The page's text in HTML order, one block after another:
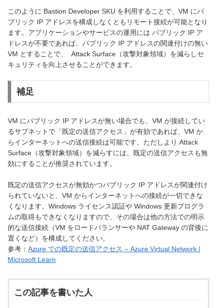
このように Bastion Developer SKU を利用することで、VM にパ
ブリック IP アドレスを構成しなくともリモート接続が可能となり
ます。アプリケーションやサービスの運用には パブリック IP ア
ドレスが不要であれば、パブリック IP アドレスの関連付けの無い
VM とすることで、 Attack Surface（攻撃対象領域）を減らしセ
キュリティを向上させることができます。
補足
VM にパブリック IP アドレスが無い場合でも、VM が接続してい
るサブネットで「既定の送信アクセス」が有効であれば、VM か
らインターネットへの送信接続は可能です。ただしより Attack
Surface（攻撃対象領域）を減らすには、既定の送信アクセスも無
効にすることが推奨されています。
既定の送信アクセスが無効かつパブリック IP アドレスが関連付け
られていないと、VM からインターネットへの接続が一切できな
くなります。Windows ライセンス認証や Windows 更新プログラ
ムの取得もできなくなりますので、その場合は他の方法での明示
的な送信接続（VM をロードバランサーや NAT Gateway の背後に
置くなど）を構成してください。
参考： Azure での既定の送信アクセス – Azure Virtual Network |
Microsoft Learn
この記事を書いた人